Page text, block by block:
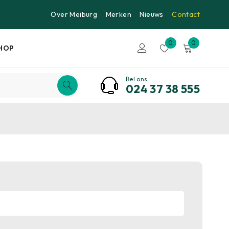
Over Meiburg Merken Nieuws Contact
0 0
Bel ons
024 37 38 555